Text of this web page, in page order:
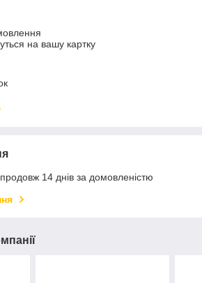
на вашу картку
14 днів за домовленістю